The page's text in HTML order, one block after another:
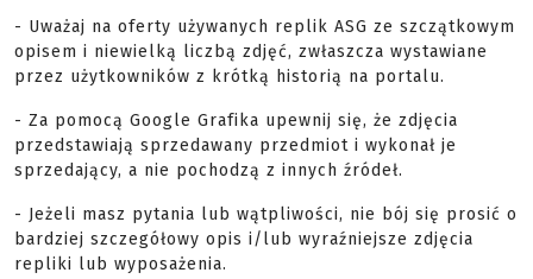
- Uważaj na oferty używanych replik ASG ze szczątkowym
opisem i niewielką liczbą zdjęć, zwłaszcza wystawiane
przez użytkowników z krótką historią na portalu.
- Za pomocą Google Grafika upewnij się, że zdjęcia
przedstawiają sprzedawany przedmiot i wykonał je
sprzedający, a nie pochodzą z innych źródeł.
- Jeżeli masz pytania lub wątpliwości, nie bój się prosić o
bardziej szczegółowy opis i/lub wyraźniejsze zdjęcia
repliki lub wyposażenia.